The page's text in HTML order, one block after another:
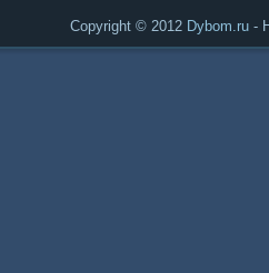
Copyright © 2012 Dybom.ru -